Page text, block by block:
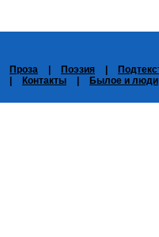
Проза Поэзия
Контакты Былое и люди